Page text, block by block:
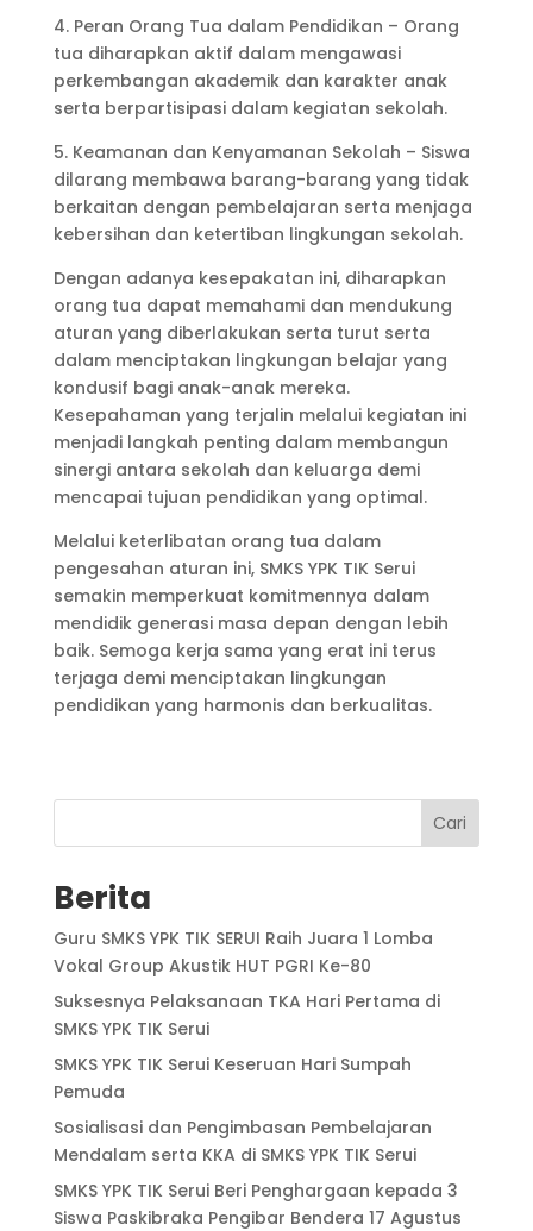
4. Peran Orang Tua dalam Pendidikan – Orang
tua diharapkan aktif dalam mengawasi
perkembangan akademik dan karakter anak
serta berpartisipasi dalam kegiatan sekolah.
5. Keamanan dan Kenyamanan Sekolah – Siswa
dilarang membawa barang-barang yang tidak
berkaitan dengan pembelajaran serta menjaga
kebersihan dan ketertiban lingkungan sekolah.
Dengan adanya kesepakatan ini, diharapkan
orang tua dapat memahami dan mendukung
aturan yang diberlakukan serta turut serta
dalam menciptakan lingkungan belajar yang
kondusif bagi anak-anak mereka.
Kesepahaman yang terjalin melalui kegiatan ini
menjadi langkah penting dalam membangun
sinergi antara sekolah dan keluarga demi
mencapai tujuan pendidikan yang optimal.
Melalui keterlibatan orang tua dalam
pengesahan aturan ini, SMKS YPK TIK Serui
semakin memperkuat komitmennya dalam
mendidik generasi masa depan dengan lebih
baik. Semoga kerja sama yang erat ini terus
terjaga demi menciptakan lingkungan
pendidikan yang harmonis dan berkualitas.
Cari
Berita
Guru SMKS YPK TIK SERUI Raih Juara 1 Lomba
Vokal Group Akustik HUT PGRI Ke-80
Suksesnya Pelaksanaan TKA Hari Pertama di
SMKS YPK TIK Serui
SMKS YPK TIK Serui Keseruan Hari Sumpah
Pemuda
Sosialisasi dan Pengimbasan Pembelajaran
Mendalam serta KKA di SMKS YPK TIK Serui
SMKS YPK TIK Serui Beri Penghargaan kepada 3
Siswa Paskibraka Pengibar Bendera 17 Agustus